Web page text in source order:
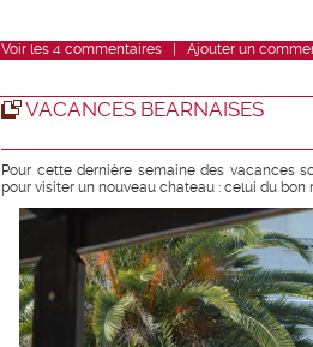
Voir les 4 commentaires Ajouter un
VACANCES BEARNAISES
Pour cette dernière semaine des vacances
pour visiter un nouveau chateau : celui du bon